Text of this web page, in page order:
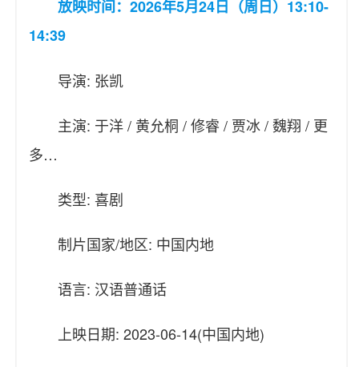
放映时间：2026年5月24日（周日）13:10-
14:39
导演: 张凯
主演: 于洋 / 黄允桐 / 修睿 / 贾冰 / 魏翔 / 更
多…
类型: 喜剧
制片国家/地区: 中国内地
语言: 汉语普通话
上映日期: 2023-06-14(中国内地)